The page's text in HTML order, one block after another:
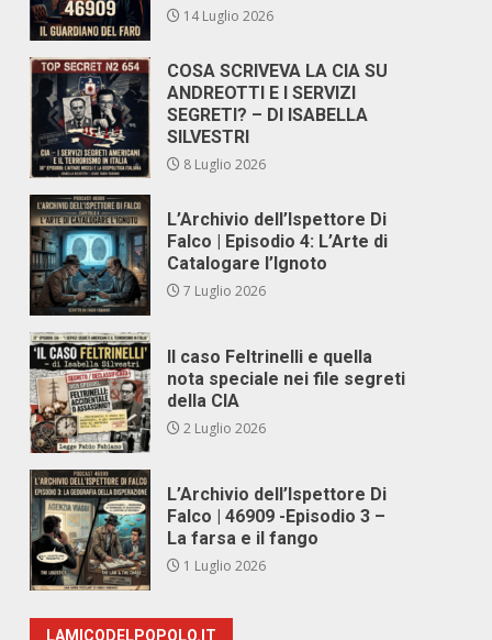
14 Luglio 2026
COSA SCRIVEVA LA CIA SU
ANDREOTTI E I SERVIZI
SEGRETI? – DI ISABELLA
SILVESTRI
8 Luglio 2026
L’Archivio dell’Ispettore Di
Falco | Episodio 4: L’Arte di
Catalogare l’Ignoto
7 Luglio 2026
Il caso Feltrinelli e quella
nota speciale nei file segreti
della CIA
2 Luglio 2026
L’Archivio dell’Ispettore Di
Falco | 46909 -Episodio 3 –
La farsa e il fango
1 Luglio 2026
LAMICODELPOPOLO.IT